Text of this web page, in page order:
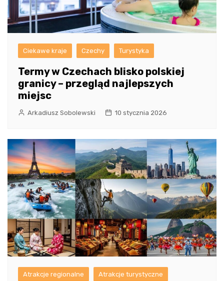
Ciekawe kraje Czechy Turystyka
Termy w Czechach blisko polskiej
granicy – przegląd najlepszych
miejsc
Arkadiusz Sobolewski 10 stycznia 2026
Atrakcje regionalne Atrakcje turystyczne